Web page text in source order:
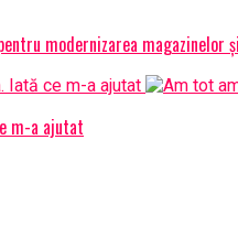
modernizarea magazinelor
m-a ajutat